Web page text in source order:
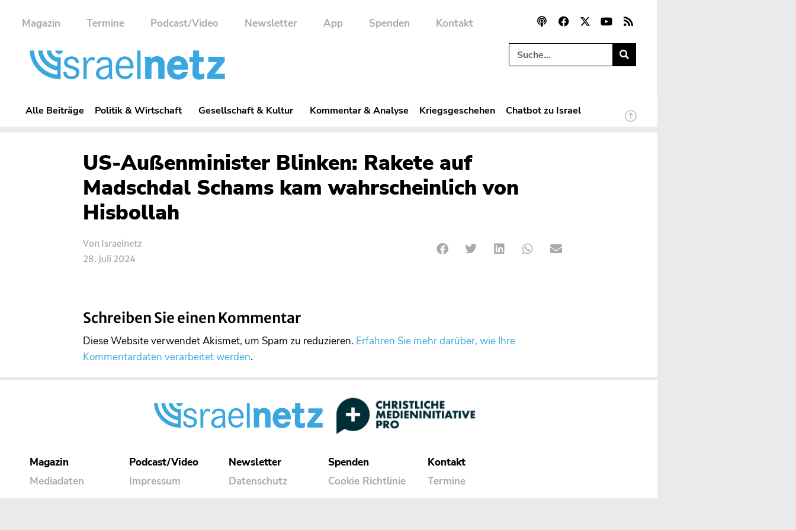
Magazin Termine Podcast/Video Newsletter App Spenden Kontakt
Alle Beiträge Politik & Wirtschaft Gesellschaft & Kultur Kommentar & Analyse Kriegsgeschehen Chatbot zu Israel
US-Außenminister Blinken: Rakete auf
Madschdal Schams kam wahrscheinlich von
Hisbollah
Von Israelnetz
28. Juli 2024
Schreiben Sie einen Kommentar
Diese Website verwendet Akismet, um Spam zu reduzieren. Erfahren Sie mehr darüber, wie Ihre
Kommentardaten verarbeitet werden.
Magazin
Mediadaten
Podcast/Video
Impressum
Newsletter
Datenschutz
Spenden
Cookie Richtlinie
Kontakt
Termine